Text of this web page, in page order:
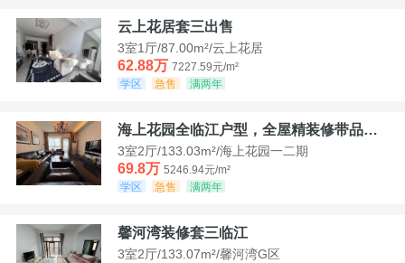
云上花居套三出售
3室1厅/87.00m²/云上花居
62.88万 7227.59元/m²
学区
急售 满两年
海上花园全临江户型，全屋精装修带品牌家具家电，诚意出售！
3室2厅/133.03m²/海上花园一二期
69.8万 5246.94元/m²
学区
急售 满两年
馨河湾装修套三临江
3室2厅/133.07m²/馨河湾G区